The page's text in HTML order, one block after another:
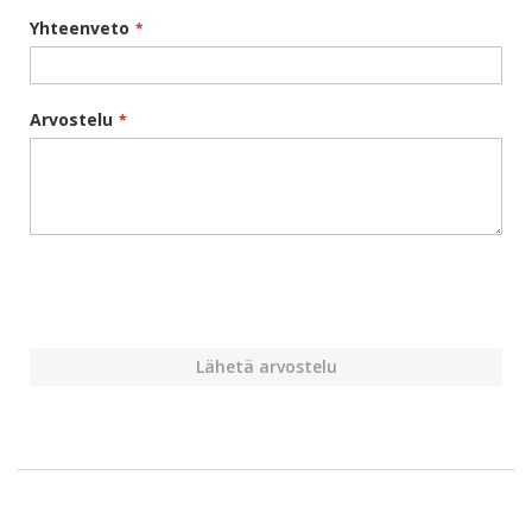
Yhteenveto
Arvostelu
Lähetä arvostelu